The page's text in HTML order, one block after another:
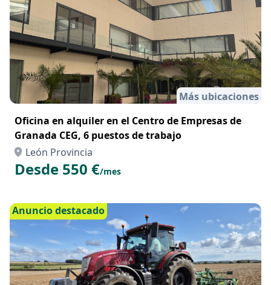
Más ubicaciones
Oficina en alquiler en el Centro de Empresas de
Granada CEG, 6 puestos de trabajo
León Provincia
Desde 550 €/mes
Anuncio destacado